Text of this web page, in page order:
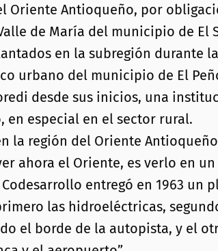
Oriente Antioqueño, por
de María del municipio de
en la subregión durante
urbano del municipio de El
desde sus inicios, una
en especial en el sector rural.
la región del Oriente
ahora el Oriente, es verlo en
entregó en 1963
las hidroeléctricas,
el borde de la autopista, y el